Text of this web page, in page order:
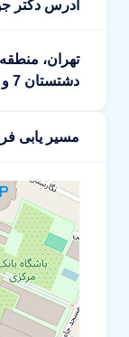
آدرس دکتر
دشتستان 7 و 8، پلاک 104، ساختمان سینا
مسیر یابی